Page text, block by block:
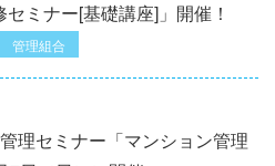
ミナー[基礎講座]」開催！
管理組合
理セミナー「マンション管理